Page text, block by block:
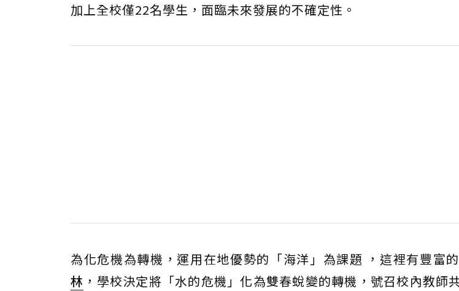
加上全校僅22名學生，面臨未來發展的不確定性。
為化危機為轉機，運用在地優勢的「海洋」為課題 ，這裡有豐富
林 ，學校決定將「水的危機」化為雙春蛻變的轉機，號召校內教師